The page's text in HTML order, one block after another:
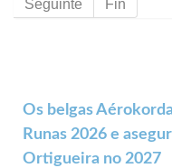
Seguinte
Fin
Os belgas
Runas 2026 e
Ortigueira no 2027